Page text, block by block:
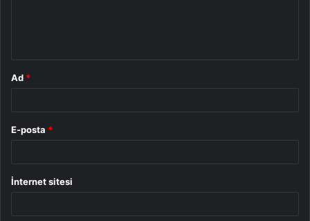
Ad *
E-posta *
İnternet sitesi